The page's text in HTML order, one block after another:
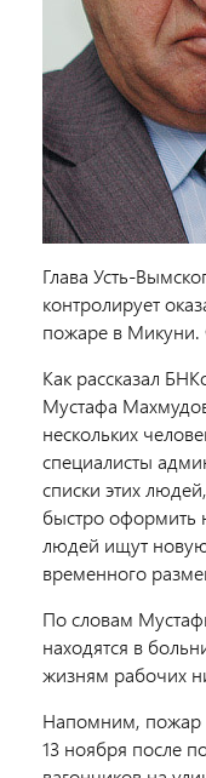
Глава Усть-
контролирует
пожаре в Микуни.
Как рассказал
Мустафа
нескольких
специалисты
списки этих
быстро оформить
людей ищут
временного
По словам
находятся в
жизням рабочих
Напомним, пожар
13 ноября после